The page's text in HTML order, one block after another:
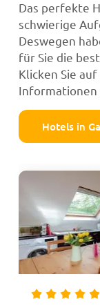
Das perfekte
schwierige
Deswegen
für Sie die
Klicken Sie
Informationen
Hotels in